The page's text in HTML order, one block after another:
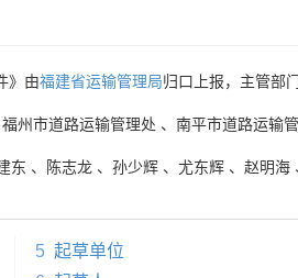
》由福建省运输管理局归口上报，主管部
福州市道路运输管理处 、 南平市道路运输
东 、 陈志龙 、 孙少辉 、 尤东辉 、 赵明海
5 起草单位